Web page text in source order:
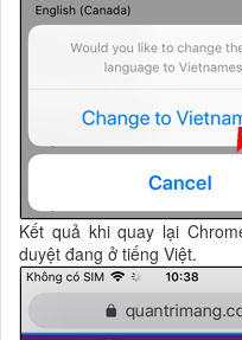
Kết quả khi quay lại
duyệt đang ở tiếng Việt.